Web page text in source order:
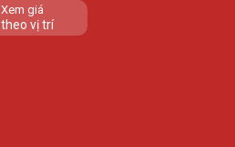
Xem giá
theo vị trí